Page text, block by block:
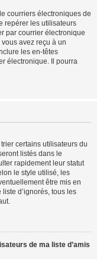
courriers électroniques de
repérer les utilisateurs
par courrier électronique
avez reçu à un
les en-têtes
électronique. Il pourra
certains utilisateurs du
listés dans le
rapidement leur statut
le style utilisé, les
être mis en
d’ignorés, tous les
de ma liste d’amis